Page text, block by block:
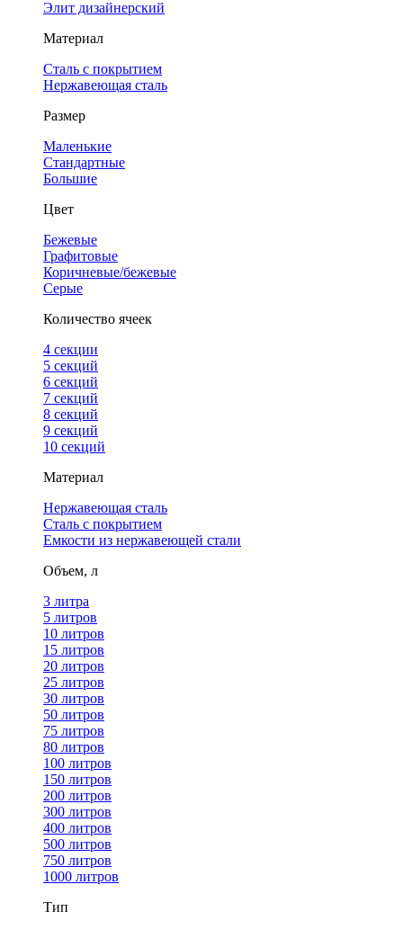
Элит дизайнерский
Материал
Сталь с покрытием
Нержавеющая сталь
Размер
Маленькие
Стандартные
Большие
Цвет
Бежевые
Графитовые
Коричневые/бежевые
Серые
Количество ячеек
4 cекции
5 секций
6 секций
7 секций
8 секций
9 секций
10 секций
Материал
Нержавеющая сталь
Сталь с покрытием
Емкости из нержавеющей стали
Объем, л
3 литра
5 литров
10 литров
15 литров
20 литров
25 литров
30 литров
50 литров
75 литров
80 литров
100 литров
150 литров
200 литров
300 литров
400 литров
500 литров
750 литров
1000 литров
Тип